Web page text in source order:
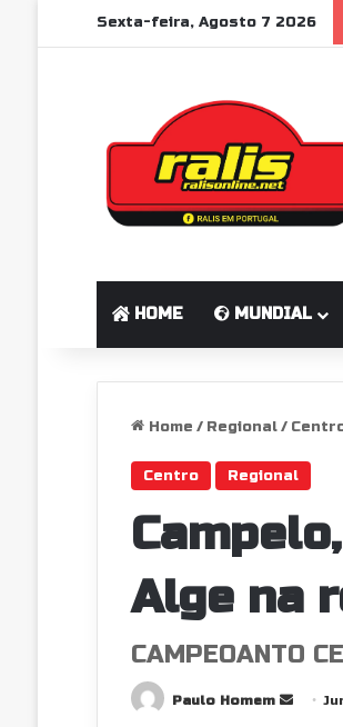
Sexta-feira, Agosto 7 2026
HOME MUNDIAL
Home / Regional/
Centro Regional
Alge na
CAMPEOANTO
Paulo Homem
Send